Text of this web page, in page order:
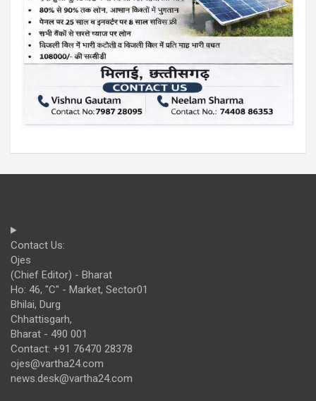
Contact Us:
Ojes
(Chief Editor) - Bharat
Ho: 46, "C" - Market, Sector01
Bhilai, Durg
Chhattisgarh,
Bharat - 490 001
Contact: +91 76470 28378
ojes@vartha24.com
news.desk@vartha24.com